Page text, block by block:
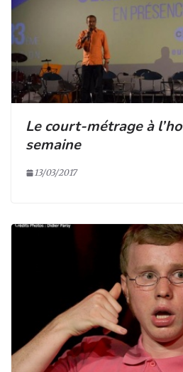
Le court-métrage à
semaine
13/03/2017